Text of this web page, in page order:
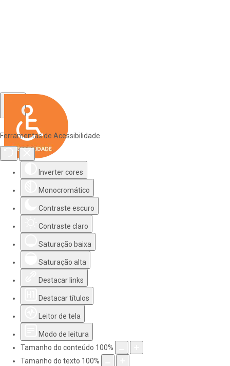
Ferramentas de Acessibilidade
Inverter cores
Monocromático
Contraste escuro
Contraste claro
Saturação baixa
Saturação alta
Destacar links
Destacar títulos
Leitor de tela
Modo de leitura
Tamanho do conteúdo 100%
Tamanho do texto 100%